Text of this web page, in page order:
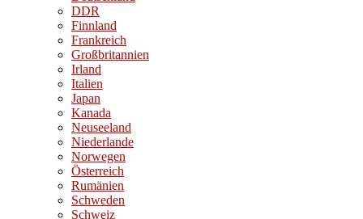
DDR
Finnland
Frankreich
Großbritannien
Irland
Italien
Japan
Kanada
Neuseeland
Niederlande
Norwegen
Österreich
Rumänien
Schweden
Schweiz